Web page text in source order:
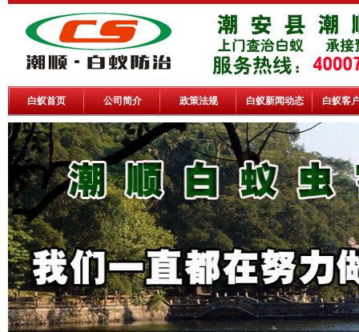
白蚁首页 公司简介 政策法规 白蚁新闻动态 白蚁客